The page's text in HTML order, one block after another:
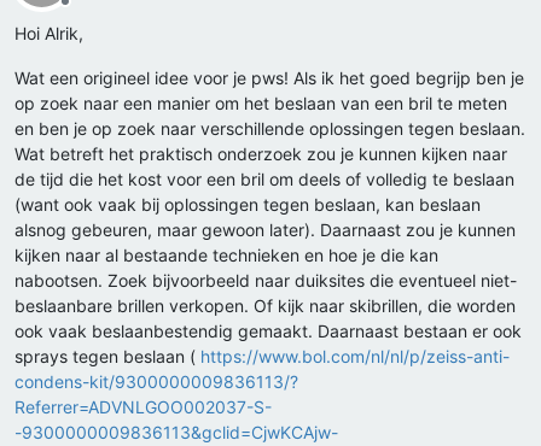
Offline
Hoi Alrik,
Wat een origineel idee voor je pws! Als ik het goed begrijp ben je
op zoek naar een manier om het beslaan van een bril te meten
en ben je op zoek naar verschillende oplossingen tegen beslaan.
Wat betreft het praktisch onderzoek zou je kunnen kijken naar
de tijd die het kost voor een bril om deels of volledig te beslaan
(want ook vaak bij oplossingen tegen beslaan, kan beslaan
alsnog gebeuren, maar gewoon later). Daarnaast zou je kunnen
kijken naar al bestaande technieken en hoe je die kan
nabootsen. Zoek bijvoorbeeld naar duiksites die eventueel niet-
beslaanbare brillen verkopen. Of kijk naar skibrillen, die worden
ook vaak beslaanbestendig gemaakt. Daarnaast bestaan er ook
sprays tegen beslaan ( https://www.bol.com/nl/nl/p/zeiss-anti-
condens-kit/9300000009836113/?
Referrer=ADVNLGOO002037-S-
-9300000009836113&gclid=CjwKCAjw-